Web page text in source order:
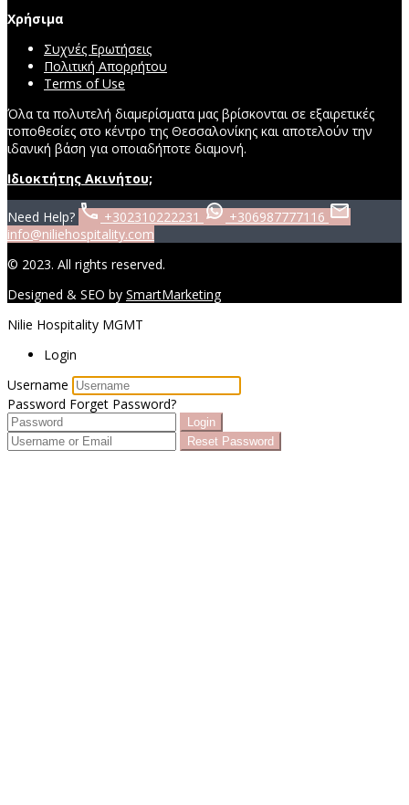
Χρήσιμα
Συχνές Ερωτήσεις
Πολιτική Απορρήτου
Terms of Use
Όλα τα πολυτελή διαμερίσματα μας βρίσκονται σε εξαιρετικές
τοποθεσίες στο κέντρο της Θεσσαλονίκης και αποτελούν την
ιδανική βάση για οποιαδήποτε διαμονή.
Ιδιοκτήτης Ακινήτου;
Need Help? +302310222231
+306987777116
info@niliehospitality.com
© 2023. All rights reserved.
Designed & SEO by SmartMarketing
Nilie Hospitality MGMT
Login
Username
Password Forget Password?
Login
Reset Password